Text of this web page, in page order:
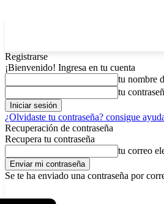
Registrarse
¡Bienvenido! Ingresa en tu cuenta
tu nombre
tu
¿Olvidaste tu contraseña? consigue
Recuperación de contraseña
Recupera tu contraseña
tu correo
Se te ha enviado una contraseña por